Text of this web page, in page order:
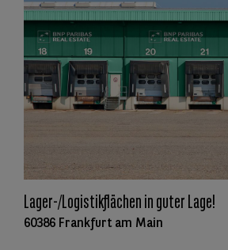
Lager-/Logistikflächen in guter Lage!
60386 Frankfurt am Main